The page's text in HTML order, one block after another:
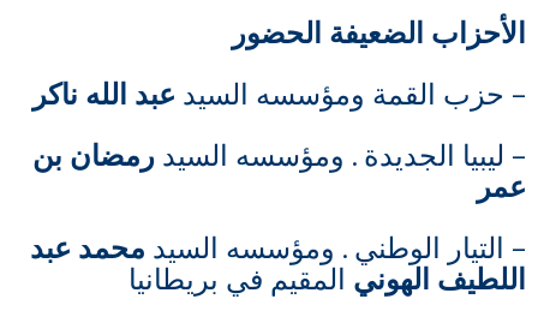
الأحزاب الضعيفة الحضور
– حزب القمة ومؤسسه السيد عبد الله ناكر
– ليبيا الجديدة . ومؤسسه السيدرمضان بن
عمر
– التيار الوطني . ومؤسسه السيد محمد عبد
اللطيف الهوني المقيم في بريطانيا